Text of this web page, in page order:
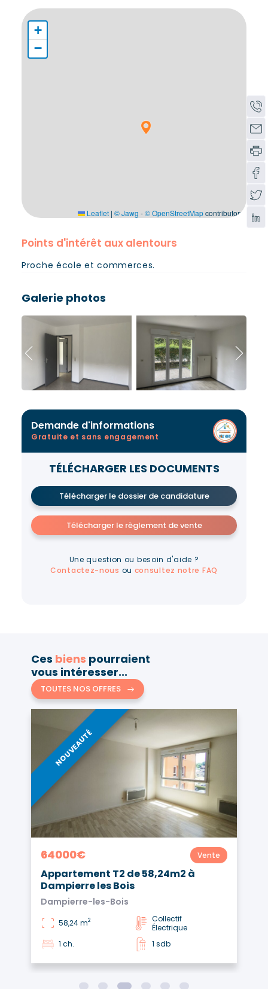
+
−
Leaflet | © Jawg -© OpenStreetMapcontributors
Points d'intérêt aux alentours
Proche école et commerces.
Galerie photos
Demande d'informations
Gratuite et sans engagement
TÉLÉCHARGER LES DOCUMENTS
Télécharger le dossier de candidature
Télécharger le règlement de vente
Une question ou besoin d'aide ?
Contactez-nous ou consultez notre FAQ
Ces biens pourraient
vous intéresser...
TOUTES NOS OFFRES
NOUVEAUTÉ
64000€ Vente
Appartement T2 de 58,24m2 à
Dampierre les Bois
Dampierre-les-Bois
58,24 m2
Collectif
Électrique
1 ch.
1 sdb
1 2 3 4 5 6